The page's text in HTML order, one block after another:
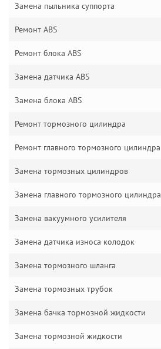
Замена пыльника суппорта
Ремонт ABS
Ремонт блока ABS
Замена датчика ABS
Замена блока ABS
Ремонт тормозного цилиндра
Ремонт главного тормозного цилиндра
Замена тормозных цилиндров
Замена главного тормозного цилиндра
Замена вакуумного усилителя
Замена датчика износа колодок
Замена тормозного шланга
Замена тормозных трубок
Замена бачка тормозной жидкости
Замена тормозной жидкости